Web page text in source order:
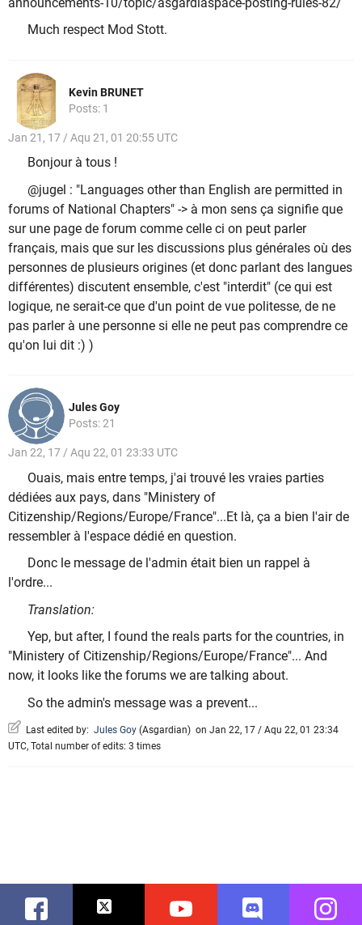
Much respect Mod Stott.
Kevin BRUNET
Posts: 1
Jan 21, 17 / Aqu 21, 01 20:55 UTC
Bonjour à tous !
@jugel : "Languages other than English are permitted in
forums of National Chapters" -> à mon sens ça signifie que
sur une page de forum comme celle ci on peut parler
français, mais que sur les discussions plus générales où des
personnes de plusieurs origines (et donc parlant des langues
différentes) discutent ensemble, c'est "interdit" (ce qui est
logique, ne serait-ce que d'un point de vue politesse, de ne
pas parler à une personne si elle ne peut pas comprendre ce
qu'on lui dit :) )
Jules Goy
Posts: 21
Jan 22, 17 / Aqu 22, 01 23:33 UTC
Ouais, mais entre temps, j'ai trouvé les vraies parties
dédiées aux pays, dans "Ministery of
Citizenship/Regions/Europe/France"...Et là, ça a bien l'air de
ressembler à l'espace dédié en question.
Donc le message de l'admin était bien un rappel à
l'ordre...
Translation:
Yep, but after, I found the reals parts for the countries, in
"Ministery of Citizenship/Regions/Europe/France"... And
now, it looks like the forums we are talking about.
So the admin's message was a prevent...
Last edited by: Jules Goy (Asgardian) on Jan 22, 17 / Aqu 22, 01 23:34
UTC, Total number of edits: 3 times
Facebook Twitter Youtube Discord